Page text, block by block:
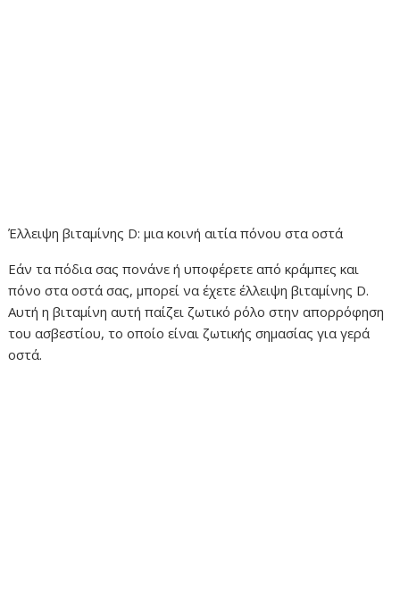
Έλλειψη βιταμίνης D: μια κοινή αιτία πόνου στα οστά
Εάν τα πόδια σας πονάνε ή υποφέρετε από κράμπες και
πόνο στα οστά σας, μπορεί να έχετε έλλειψη βιταμίνης D.
Αυτή η βιταμίνη αυτή παίζει ζωτικό ρόλο στην απορρόφηση
του ασβεστίου, το οποίο είναι ζωτικής σημασίας για γερά
οστά.